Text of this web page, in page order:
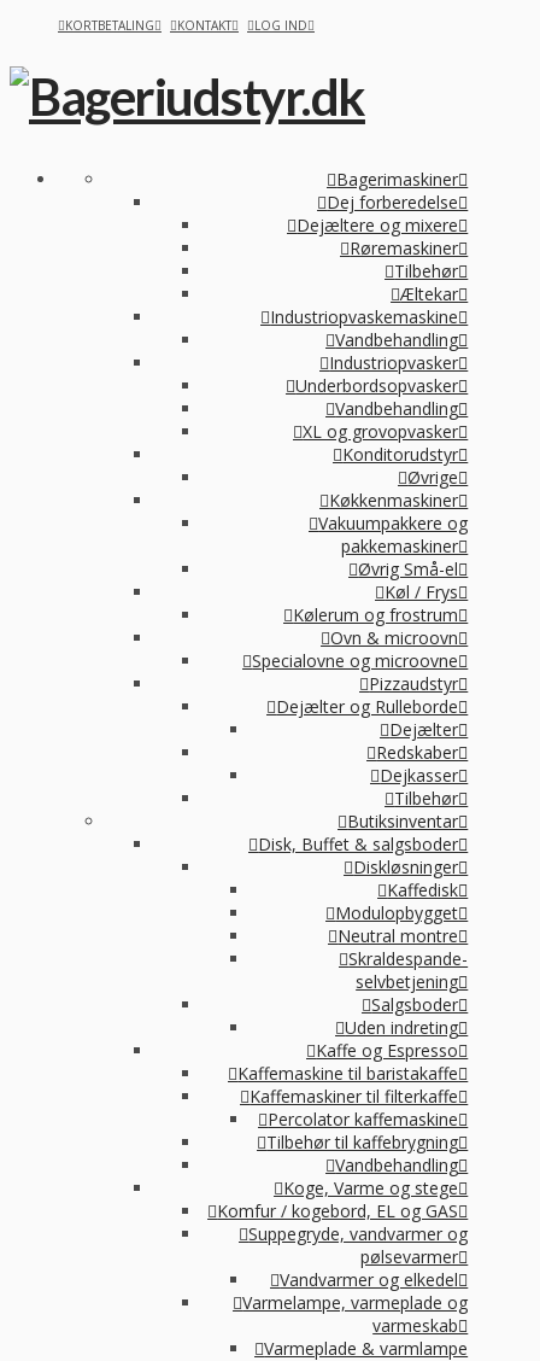
KORTBETALING KONTAKT LOG IND
Bagerimaskiner
Dej forberedelse
Dejæltere og mixere
Røremaskiner
Tilbehør
Æltekar
Industriopvaskemaskine
Vandbehandling
Industriopvasker
Underbordsopvasker
Vandbehandling
XL og grovopvasker
Konditorudstyr
Øvrige
Køkkenmaskiner
Vakuumpakkere og
pakkemaskiner
Øvrig Små-el
Køl / Frys
Kølerum og frostrum
Ovn & microovn
Specialovne og microovne
Pizzaudstyr
Dejælter og Rulleborde
Dejælter
Redskaber
Dejkasser
Tilbehør
Butiksinventar
Disk, Buffet & salgsboder
Diskløsninger
Kaffedisk
Modulopbygget
Neutral montre
Skraldespande-
selvbetjening
Salgsboder
Uden indreting
Kaffe og Espresso
Kaffemaskine til baristakaffe
Kaffemaskiner til filterkaffe
Percolator kaffemaskine
Tilbehør til kaffebrygning
Vandbehandling
Koge, Varme og stege
Komfur / kogebord, EL og GAS
Suppegryde, vandvarmer og
pølsevarmer
Vandvarmer og elkedel
Varmelampe, varmeplade og
varmeskab
Varmeplade & varmlampe